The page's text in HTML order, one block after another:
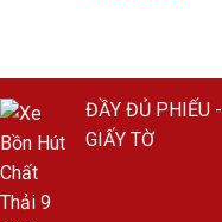
ĐẦY ĐỦ PHIẾU -
GIẤY TỜ